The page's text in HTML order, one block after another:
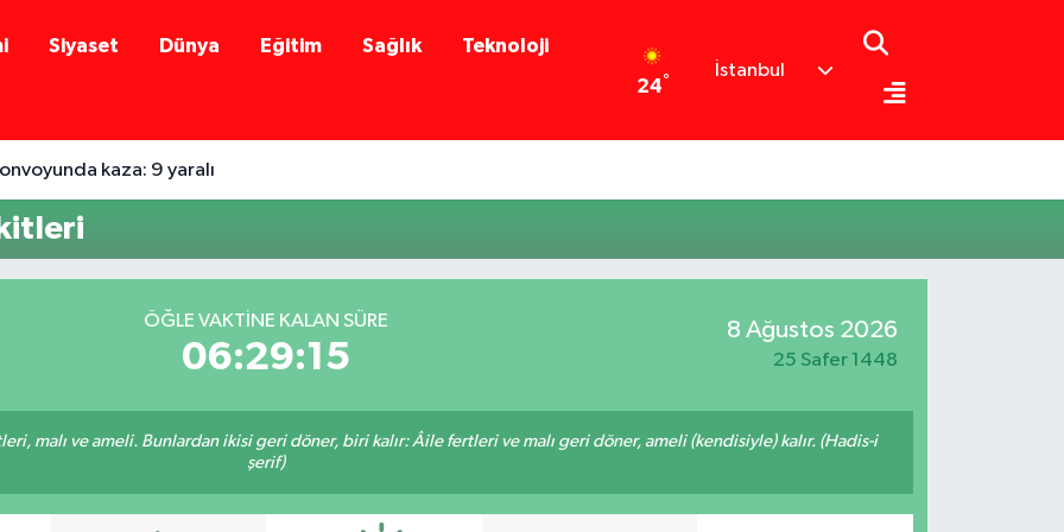
Siyaset Dünya Eğitim Sağlık Teknoloji
24°
İstanbul
kaza: 9 yaralı
ÖĞLE VAKTINE KALAN SÜRE
06:29:15
8 Ağustos 2026
25 Safer 1448
malı ve ameli. Bunlardan ikisi geri döner, biri kalır: Âile fertleri ve malı geri döner, ameli (kendisiyle) kalır. (Hadis-i
şerif)